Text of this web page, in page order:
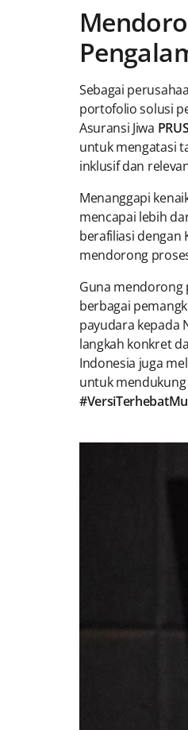
Sebagai
portofolio solusi
Asuransi Jiwa
untuk mengatasi
inklusif dan
Menanggapi
mencapai lebih
berafiliasi dengan
mendorong
Guna mendorong
berbagai
payudara kepada
langkah konkret
Indonesia juga
untuk